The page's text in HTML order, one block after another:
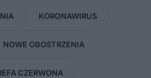
KORONAWIRUS
NOWE OBOSTRZENIA
CZERWONA